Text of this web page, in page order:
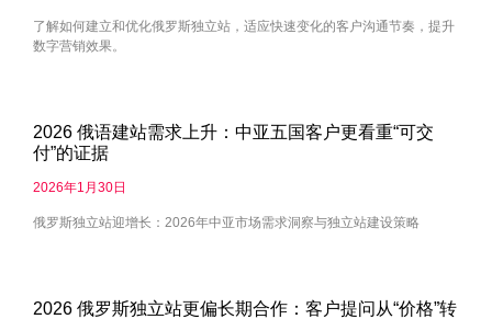
了解如何建立和优化俄罗斯独立站，适应快速变化的客户沟通节奏，提升
数字营销效果。
2026 俄语建站需求上升：中亚五国客户更看重“可交
付”的证据
2026年1月30日
俄罗斯独立站迎增长：2026年中亚市场需求洞察与独立站建设策略
2026 俄罗斯独立站更偏长期合作：客户提问从“价格”转